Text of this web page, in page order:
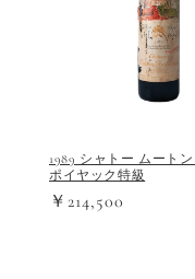
1989 シャトー ムート
ポイヤック特級
￥214,500